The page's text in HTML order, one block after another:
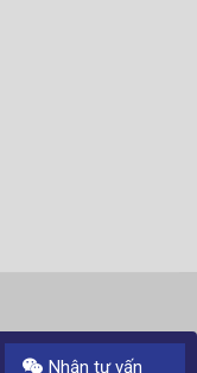
center. All
Nhận tư vấn